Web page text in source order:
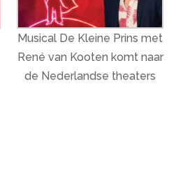
Musical De Kleine Prins met
René van Kooten komt naar
de Nederlandse theaters